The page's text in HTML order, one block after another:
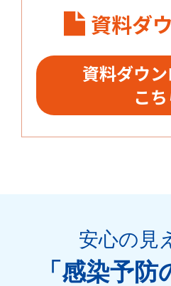
資料ダ
資料ダウ
こ
安心の見
「感染予防